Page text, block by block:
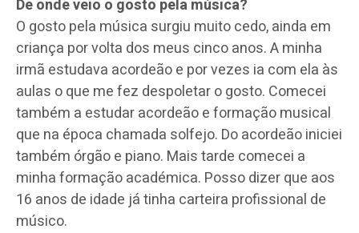
De onde veio o gosto pela música?
O gosto pela música surgiu muito cedo, ainda em
criança por volta dos meus cinco anos. A minha
irmã estudava acordeão e por vezes ia com ela às
aulas o que me fez despoletar o gosto. Comecei
também a estudar acordeão e formação musical
que na época chamada solfejo. Do acordeão iniciei
também órgão e piano. Mais tarde comecei a
minha formação académica. Posso dizer que aos
16 anos de idade já tinha carteira profissional de
músico.